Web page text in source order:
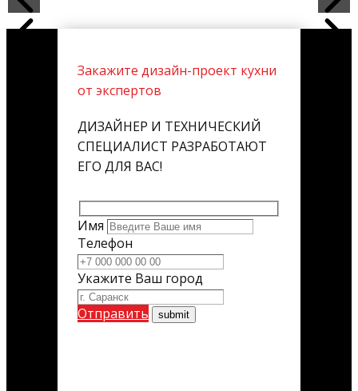
Закажите дизайн-проект кухни
от экспертов
ДИЗАЙНЕР И ТЕХНИЧЕСКИЙ
СПЕЦИАЛИСТ РАЗРАБОТАЮТ
ЕГО ДЛЯ ВАС!
Имя
Телефон
Укажите Ваш город
Отправить